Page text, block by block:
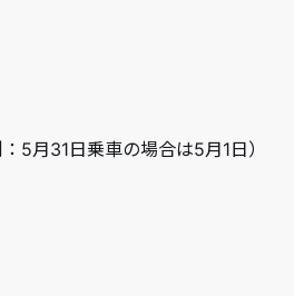
月31日乗車の場合は5月1日）